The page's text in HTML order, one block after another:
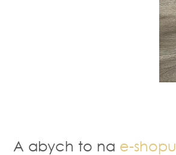
A abych to na e-shopu